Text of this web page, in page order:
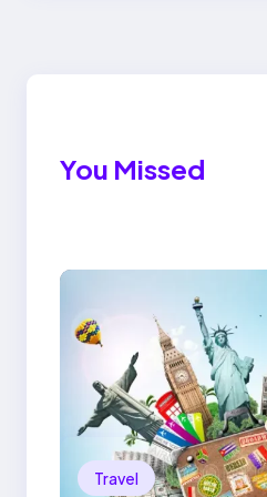
You Missed
Travel